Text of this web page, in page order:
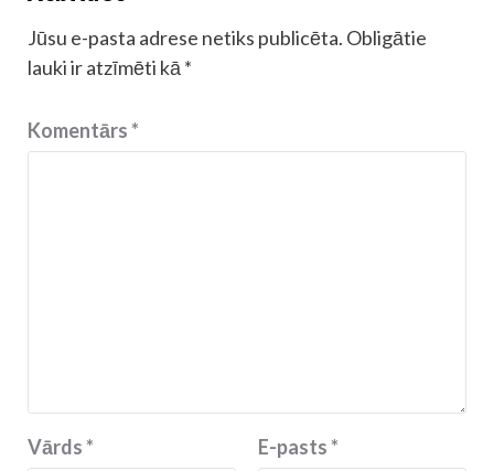
Jūsu e-pasta adrese netiks publicēta. Obligātie
lauki ir atzīmēti kā *
Komentārs*
Vārds* E-pasts*